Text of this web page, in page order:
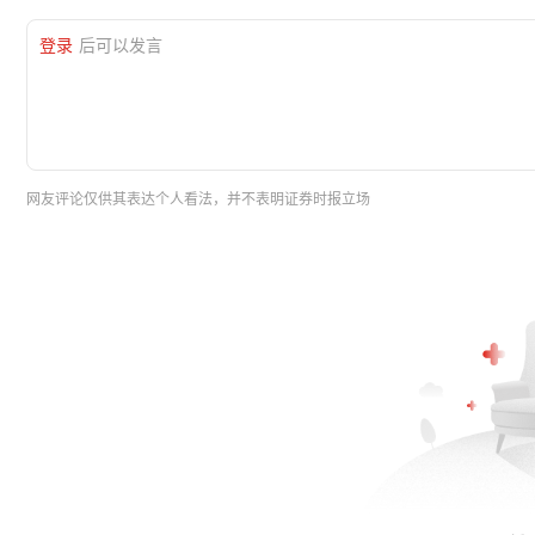
登录 后可以发言
网友评论仅供其表达个人看法，并不表明证券时报立场